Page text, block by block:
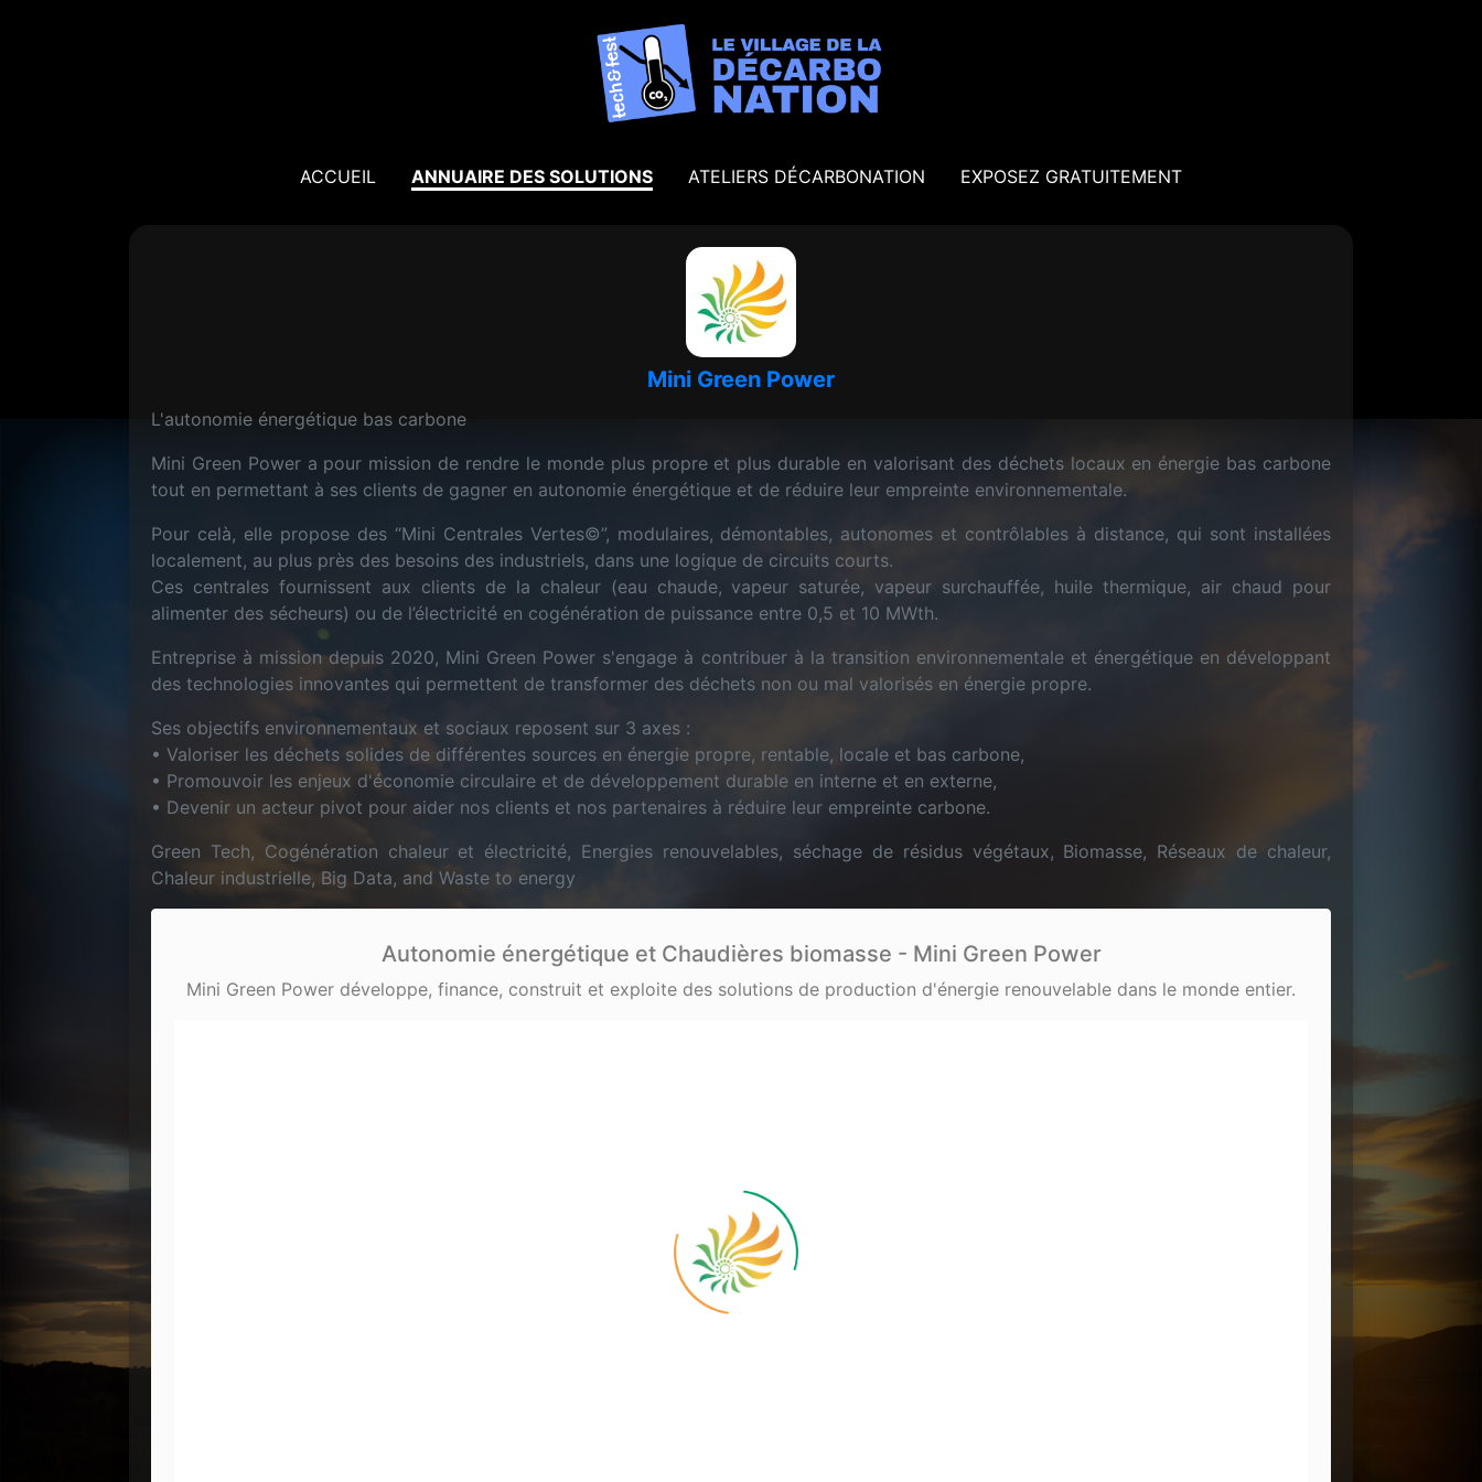
ACCUEIL ANNUAIRE DES SOLUTIONS ATELIERS DÉCARBONATION EXPOSEZ GRATUITEMENT
Mini Green Power
L'autonomie énergétique bas carbone
Mini Green Power a pour mission de rendre le monde plus propre et plus durable en valorisant des déchets locaux en énergie bas carbone
tout en permettant à ses clients de gagner en autonomie énergétique et de réduire leur empreinte environnementale.
Pour celà, elle propose des “Mini Centrales Vertes©”, modulaires, démontables, autonomes et contrôlables à distance, qui sont installées
localement, au plus près des besoins des industriels, dans une logique de circuits courts.
Ces centrales fournissent aux clients de la chaleur (eau chaude, vapeur saturée, vapeur surchauffée, huile thermique, air chaud pour
alimenter des sécheurs) ou de l’électricité en cogénération de puissance entre 0,5 et 10 MWth.
Entreprise à mission depuis 2020, Mini Green Power s'engage à contribuer à la transition environnementale et énergétique en développant
des technologies innovantes qui permettent de transformer des déchets non ou mal valorisés en énergie propre.
Ses objectifs environnementaux et sociaux reposent sur 3 axes :
• Valoriser les déchets solides de différentes sources en énergie propre, rentable, locale et bas carbone,
• Promouvoir les enjeux d'économie circulaire et de développement durable en interne et en externe,
• Devenir un acteur pivot pour aider nos clients et nos partenaires à réduire leur empreinte carbone.
Green Tech, Cogénération chaleur et électricité, Energies renouvelables, séchage de résidus végétaux, Biomasse, Réseaux de chaleur,
Chaleur industrielle, Big Data, and Waste to energy
Autonomie énergétique et Chaudières biomasse - Mini Green Power
Mini Green Power développe, finance, construit et exploite des solutions de production d'énergie renouvelable dans le monde entier.